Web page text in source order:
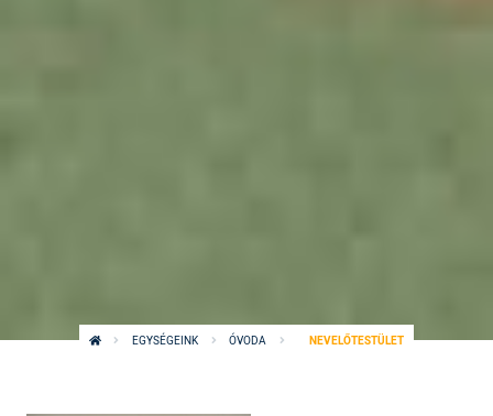
EGYSÉGEINK ÓVODA NEVELŐTESTÜLET